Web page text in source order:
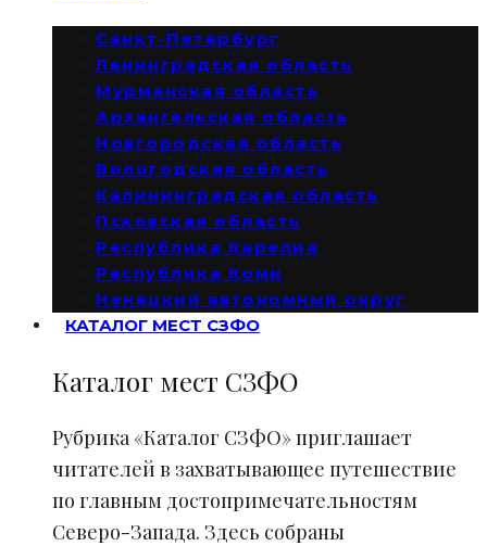
Санкт-Петербург
Ленинградская область
Мурманская область
Архангельская область
Новгородская область
Вологодская область
Калининградская область
Псковская область
Республика Карелия
Республика Коми
Ненецкий автономный округ
КАТАЛОГ МЕСТ СЗФО
Каталог мест СЗФО
Рубрика «Каталог СЗФО» приглашает
читателей в захватывающее путешествие
по главным достопримечательностям
Северо-Запада. Здесь собраны